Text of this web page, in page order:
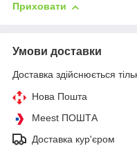
Приховати
Умови доставки
Доставка здійснюється
Нова Пошта
Meest ПОШТА
Доставка кур'єром